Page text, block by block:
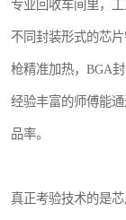
专业回收车间里，
不同封装形式的芯
枪精准加热，BGA
经验丰富的师傅能
品率。
真正考验技术的是芯